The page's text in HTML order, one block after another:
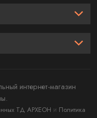
интернет-магазин
ТД АРХЕОН и Политика